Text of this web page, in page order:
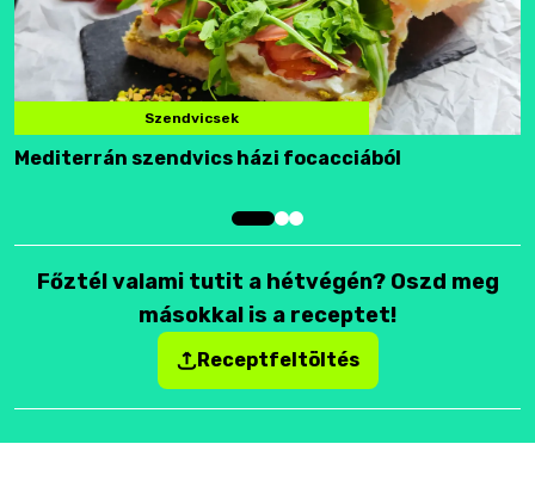
Szendvicsek
Mediterrán szendvics házi focacciából
Főztél valami tutit a hétvégén? Oszd meg
másokkal is a receptet!
Receptfeltöltés